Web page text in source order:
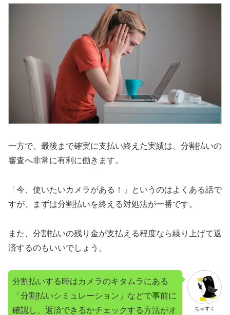
一方で、最後まで確実に支払い終えた実績は、分割払いの
審査へ非常に有利に働きます。
「今、使いたいカメラがある！」というのはよくある話で
すが、まずは分割払いを終える対処法が一番です。
また、分割払いの残り金が支払える程度なら繰り上げて返
済するのもいいでしょう。
ちゃすく
分割払いする時はカメラのキタムラにある
「分割払いシミュレーション」などで事前に
確認し、返済できるかチェックする方法がオ